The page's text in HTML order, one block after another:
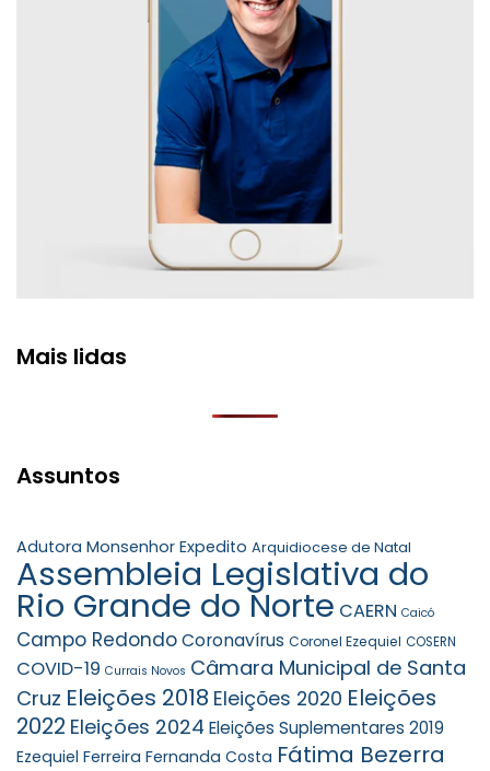
Mais lidas
Assuntos
Adutora Monsenhor Expedito Arquidiocese de Natal
Assembleia Legislativa do
Rio Grande do Norte CAERN Caicó
Campo RedondoCoronavírus Coronel Ezequiel COSERN
COVID-19 Currais Novos Câmara Municipal de Santa
Cruz Eleições 2018 Eleições 2020 Eleições
2022 Eleições 2024 Eleições Suplementares 2019
Ezequiel Ferreira Fernanda Costa Fátima Bezerra